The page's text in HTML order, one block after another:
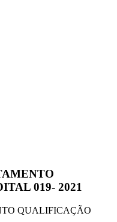
019- 2021
QUALIFICAÇÃO